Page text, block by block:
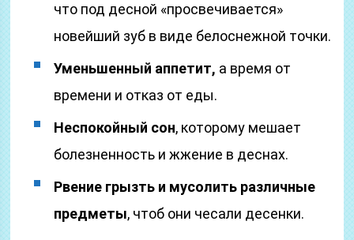
что под десной «просвечивается»
новейший зуб в виде белоснежной точки.
Уменьшенный аппетит, а время от
времени и отказ от еды.
Неспокойный сон, которому мешает
болезненность и жжение в деснах.
Рвение грызть и мусолить различные
предметы, чтоб они чесали десенки.